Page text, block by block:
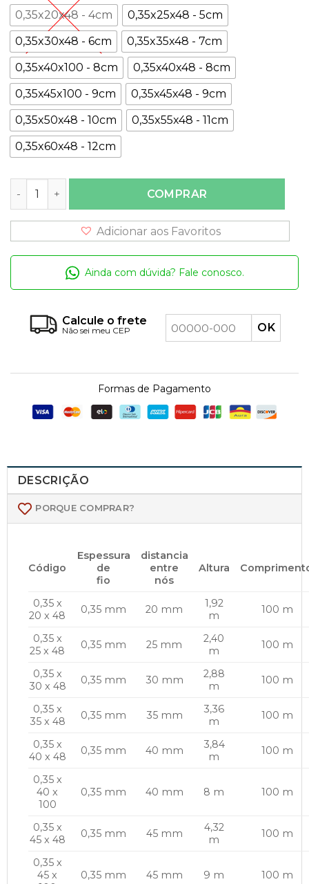
0,35x20x48 - 4cm
0,35x25x48 - 5cm
0,35x30x48 - 6cm
0,35x35x48 - 7cm
0,35x40x100 - 8cm
0,35x40x48 - 8cm
0,35x45x100 - 9cm
0,35x45x48 - 9cm
0,35x50x48 - 10cm
0,35x55x48 - 11cm
0,35x60x48 - 12cm
COMPRAR
Adicionar aos Favoritos
Ainda com dúvida? Fale conosco.
Calcule o frete
Não sei meu CEP
Formas de Pagamento
DESCRIÇÃO
PORQUE COMPRAR?
Código
Espessura
de
fio
distancia
entre
nós
Altura
0,35 x
20 x 48
0,35 mm 20 mm
1,92
m
100 m
0,35 x
25 x 48
0,35 mm 25 mm
2,40
m
100 m
0,35 x
30 x 48
0,35 mm 30 mm
2,88
m
100 m
0,35 x
35 x 48
0,35 mm 35 mm
3,36
m
100 m
0,35 x
40 x 48
0,35 mm 40 mm
3,84
m
100 m
0,35 x
40 x
100
0,35 mm 40 mm 8 m 100 m
0,35 x
45 x 48
0,35 mm 45 mm
4,32
m
100 m
0,35 x
45 x
0,35 mm 45 mm 9 m 100 m